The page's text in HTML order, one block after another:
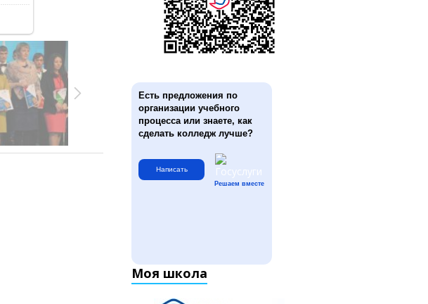
Есть предложения по
организации учебного
процесса или знаете, как
сделать колледж лучше?
Написать
Решаем вместе
Моя школа